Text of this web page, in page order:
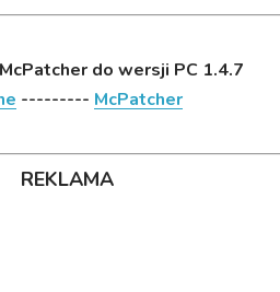
do wersji PC 1.4.7
--------- McPatcher
REKLAMA